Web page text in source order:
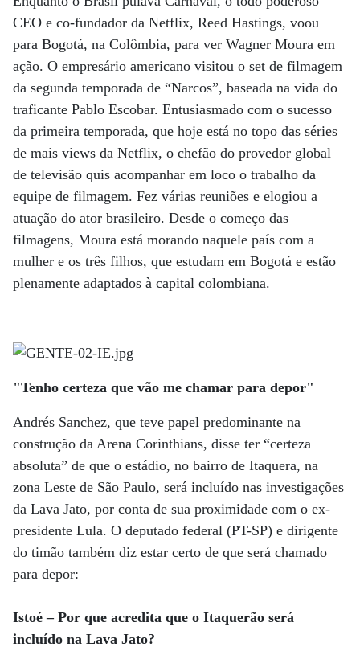
CEO e co-fundador da Netflix, Reed Hastings, voou
para Bogotá, na Colômbia, para ver Wagner Moura em
ação. O empresário americano visitou o set de filmagem
da segunda temporada de “Narcos”, baseada na vida do
traficante Pablo Escobar. Entusiasmado com o sucesso
da primeira temporada, que hoje está no topo das séries
de mais views da Netflix, o chefão do provedor global
de televisão quis acompanhar em loco o trabalho da
equipe de filmagem. Fez várias reuniões e elogiou a
atuação do ator brasileiro. Desde o começo das
filmagens, Moura está morando naquele país com a
mulher e os três filhos, que estudam em Bogotá e estão
plenamente adaptados à capital colombiana.
"Tenho certeza que vão me chamar para depor"
Andrés Sanchez, que teve papel predominante na
construção da Arena Corinthians, disse ter “certeza
absoluta” de que o estádio, no bairro de Itaquera, na
zona Leste de São Paulo, será incluído nas investigações
da Lava Jato, por conta de sua proximidade com o ex-
presidente Lula. O deputado federal (PT-SP) e dirigente
do timão também diz estar certo de que será chamado
para depor:
Istoé – Por que acredita que o Itaquerão será
incluído na Lava Jato?